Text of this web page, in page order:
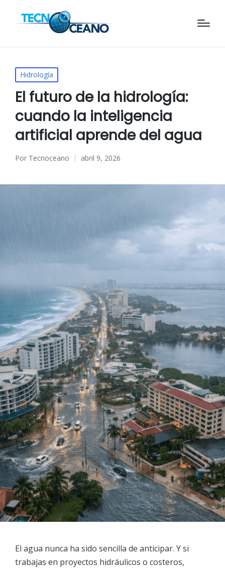
Publicado
en
Hidrología
El futuro de la hidrología:
cuando la inteligencia
artificial aprende del agua
Publicado
Por Tecnoceano abril 9, 2026
El agua nunca ha sido sencilla de anticipar. Y si
trabajas en proyectos hidráulicos o costeros,